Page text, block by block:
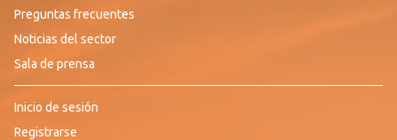
Preguntas frecuentes
Noticias del sector
Sala de prensa
Inicio de sesión
Registrarse